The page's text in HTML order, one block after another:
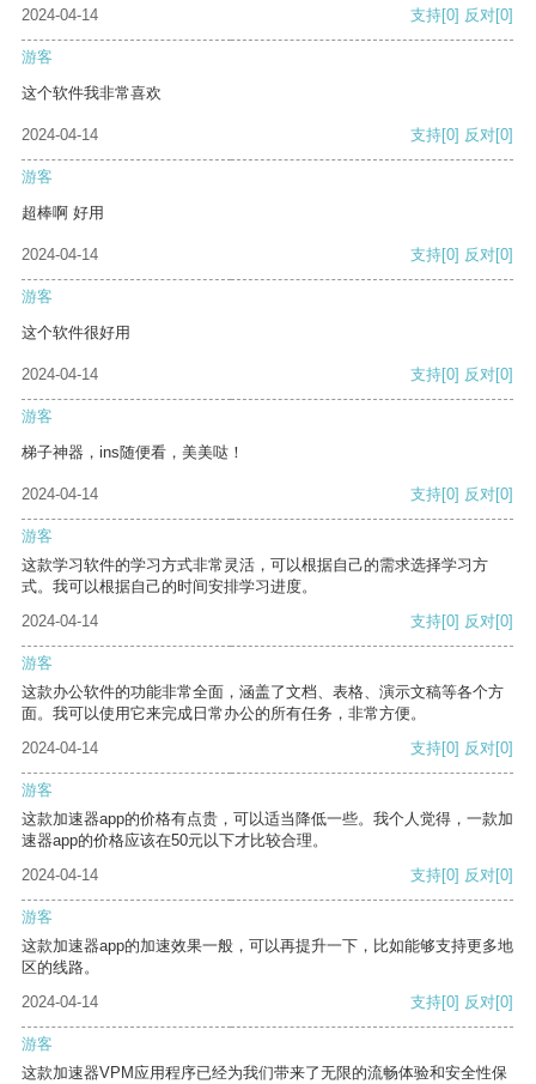
2024-04-14 支持[0] 反对[0]
游客
这个软件我非常喜欢
2024-04-14 支持[0] 反对[0]
游客
超棒啊 好用
2024-04-14 支持[0] 反对[0]
游客
这个软件很好用
2024-04-14 支持[0] 反对[0]
游客
梯子神器，ins随便看，美美哒！
2024-04-14 支持[0] 反对[0]
游客
这款学习软件的学习方式非常灵活，可以根据自己的需求选择学习方
式。我可以根据自己的时间安排学习进度。
2024-04-14
支持[0] 反对[0]
游客
这款办公软件的功能非常全面，涵盖了文档、表格、演示文稿等各个方
面。我可以使用它来完成日常办公的所有任务，非常方便。
2024-04-14
支持[0] 反对[0]
游客
这款加速器app的价格有点贵，可以适当降低一些。我个人觉得，一款加
速器app的价格应该在50元以下才比较合理。
2024-04-14
支持[0] 反对[0]
游客
这款加速器app的加速效果一般，可以再提升一下，比如能够支持更多地
区的线路。
2024-04-14
支持[0] 反对[0]
游客
这款加速器VPM应用程序已经为我们带来了无限的流畅体验和安全性保